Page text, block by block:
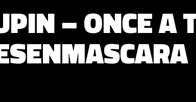
– ONCE A